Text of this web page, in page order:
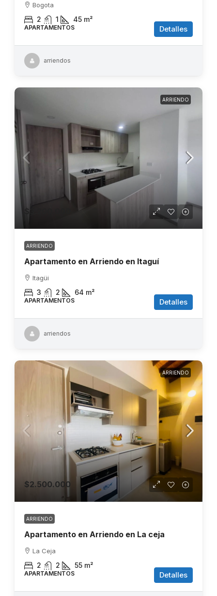
Bogota
2 1 45 m²
APARTAMENTOS Detalles
arriendos
ARRIENDO
$3.200.000
ARRIENDO
Apartamento en Arriendo en Itaguí
Itagüi
3 2 64 m²
APARTAMENTOS Detalles
arriendos
ARRIENDO
$2.500.000
ARRIENDO
Apartamento en Arriendo en La ceja
La Ceja
2 2 55 m²
APARTAMENTOS Detalles